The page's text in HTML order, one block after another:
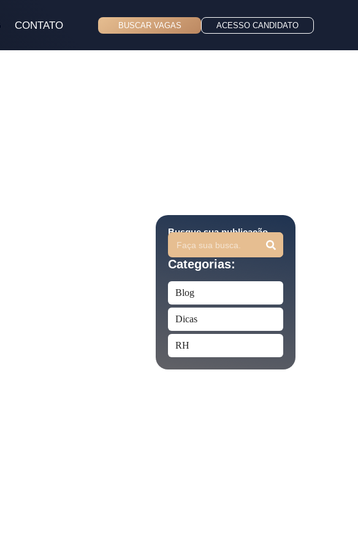
CONTATO BUSCAR VAGAS ACESSO CANDIDATO
Busque sua publicação
Categorias:
Blog
Dicas
RH